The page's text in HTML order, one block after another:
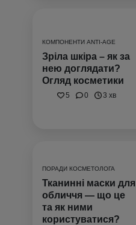
КОМПОНЕНТИ ANTI-AGE
Зріла шкіра – як за
нею доглядати?
Огляд косметики
5 0 3 хв
ПОРАДИ КОСМЕТОЛОГА
Тканинні маски для
обличчя — що це
та як ними
користуватися?